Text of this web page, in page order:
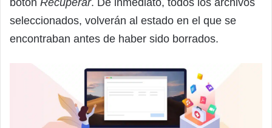
seleccionados, volverán al estado en el que se
encontraban antes de haber sido borrados.